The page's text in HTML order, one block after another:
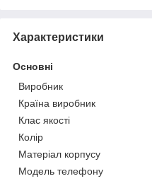
Характеристики
Основні
Виробник
Країна виробник
Клас якості
Колір
Матеріал корпусу
Модель телефону